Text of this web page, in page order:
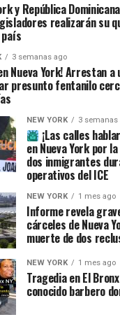
y República
realizarán su
3 semanas ago
Nueva York! Arrestan a
presunto fentanilo
NEW YORK 3 semanas
¡Las calles
en Nueva York por
dos inmigrantes
operativos del ICE
NEW YORK 1 mes ago
Informe revela
cárceles de Nueva
muerte de dos
NEW YORK 1 mes ago
Tragedia en El
conocido barbero